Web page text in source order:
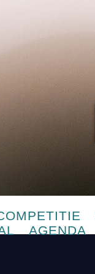
AGENDA